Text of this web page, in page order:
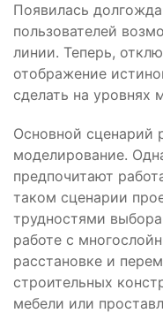
Появилась
пользователей
линии. Теперь,
отображение
сделать на уровнях
Основной сценарий
моделирование.
предпочитают
таком сценарии
трудностями
работе с
расстановке и
строительных
мебели или